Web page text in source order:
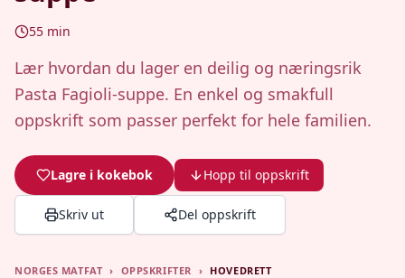
55 min
Lær hvordan du lager en deilig og næringsrik
Pasta Fagioli-suppe. En enkel og smakfull
oppskrift som passer perfekt for hele familien.
Lagre i kokebok Hopp til oppskrift
Skriv ut Del oppskrift
NORGES MATFAT › OPPSKRIFTER › HOVEDRETT